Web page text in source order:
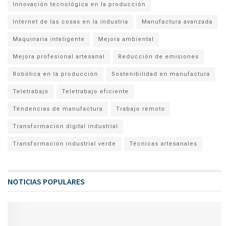
Innovación tecnológica en la producción
Internet de las cosas en la industria Manufactura avanzada
Maquinaria inteligente Mejora ambiental
Mejora profesional artesanal Reducción de emisiones
Robótica en la producción Sostenibilidad en manufactura
Teletrabajo Teletrabajo eficiente
Tendencias de manufactura Trabajo remoto
Transformación digital industrial
Transformación industrial verde Técnicas artesanales
NOTICIAS POPULARES